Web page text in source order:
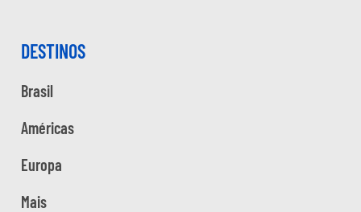
DESTINOS
Brasil
Américas
Europa
Mais